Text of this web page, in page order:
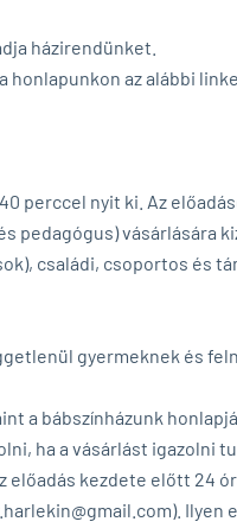
házirendünket.
honlapunkon az alábbi
perccel nyit ki. Az
pedagógus) vásárlására
családi, csoportos és
gyermeknek és
a bábszínházunk
ha a vásárlást igazolni
előadás kezdete előtt 24
Ilyen